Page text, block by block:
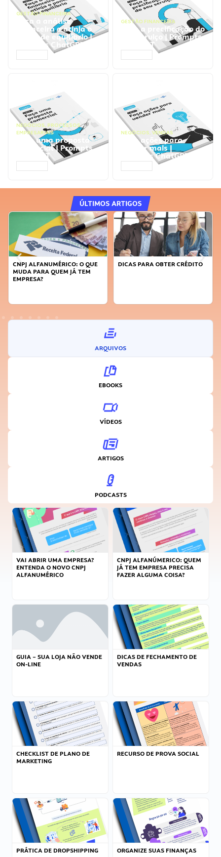
GESTÃO FINANCEIRA
Faça a análise
financeira e atinja o
ponto de equilíbrio |
Prompts ChatGPT
GESTÃO FINANCEIRA
Faça a precificação do
seu serviço | Prompts
ChatGPT
NEGÓCIOS, PROCESSOS
EMPRESARIAIS
Faça uma proposta
comercial | Prompts
ChatGPT
NEGÓCIOS, VENDAS
Faça ações para
vender mais |
Prompts ChatGPT
ÚLTIMOS ARTIGOS
DICAS PARA OBTER CRÉDITO
FAÇA A DIFERENÇA: SEJA
ARQUIVOS
EBOOKS
VÍDEOS
ARTIGOS
PODCASTS
VAI ABRIR UMA EMPRESA?
ENTENDA O NOVO CNPJ
ALFANUMÉRICO
CNPJ ALFANÚMERICO: QUEM
JÁ TEM EMPRESA PRECISA
FAZER ALGUMA COISA?
GUIA – SUA LOJA NÃO VENDE
ON-LINE
DICAS DE FECHAMENTO DE
VENDAS
CHECKLIST DE PLANO DE
MARKETING
RECURSO DE PROVA SOCIAL
PRÁTICA DE DROPSHIPPING ORGANIZE SUAS FINANÇAS